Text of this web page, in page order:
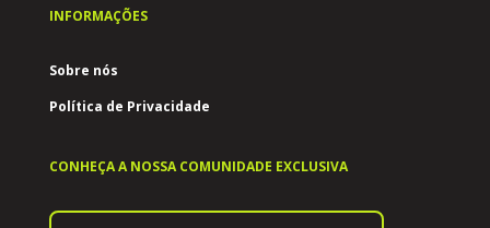
INFORMAÇÕES
Sobre nós
Política de Privacidade
CONHEÇA A NOSSA COMUNIDADE EXCLUSIVA